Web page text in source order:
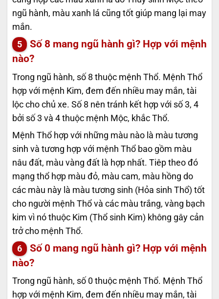
ngũ hành, màu xanh lá cũng tốt giúp mang lại may
mắn.
Số 8 mang ngũ hành gì? Hợp với mệnh
nào?
Trong ngũ hành, số 8 thuộc mệnh Thổ. Mệnh Thổ
hợp với mệnh Kim, đem đến nhiều may mắn, tài
lộc cho chủ xe. Số 8 nên tránh kết hợp với số 3, 4
bởi số 3 và 4 thuộc mệnh Mộc, khắc Thổ.
Mệnh Thổ hợp với những màu nào là màu tương
sinh và tương hợp với mệnh Thổ bao gồm màu
nâu đất, màu vàng đất là hợp nhất. Tiêp theo đó
mạng thổ hợp màu đỏ, màu cam, màu hồng do
các màu này là màu tương sinh (Hỏa sinh Thổ) tốt
cho người mệnh Thổ và các màu trắng, vàng bạch
kim vì nó thuộc Kim (Thổ sinh Kim) không gây cản
trở cho mệnh Thổ.
Số 0 mang ngũ hành gì? Hợp với mệnh
nào?
Trong ngũ hành, số 0 thuộc mệnh Thổ. Mệnh Thổ
hợp với mệnh Kim, đem đến nhiều may mắn, tài